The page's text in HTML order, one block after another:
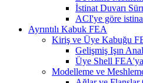
İstinat Duvarı
ACI'ye göre
Ayrıntılı Kabuk FEA
Kiriş ve Üye Kabuğu
Gelişmiş Işın
Üye Shell
Modelleme ve